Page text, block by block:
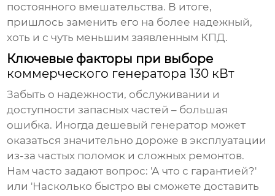
постоянного вмешательства. В итоге,
пришлось заменить его на более надежный,
хоть и с чуть меньшим заявленным КПД.
Ключевые факторы при выборе
коммерческого генератора 130 кВт
Забыть о надежности, обслуживании и
доступности запасных частей – большая
ошибка. Иногда дешевый генератор может
оказаться значительно дороже в эксплуатации
из-за частых поломок и сложных ремонтов.
Нам часто задают вопрос: 'А что с гарантией?'
или 'Насколько быстро вы сможете доставить